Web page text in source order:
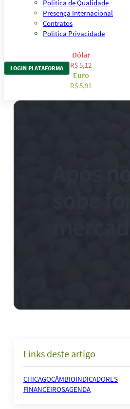
Política de Qualidade
Presença Internacional
Contratos
Política Privacidade
LOGIN PLATAFORMA
Dólar
R$ 5,12
Euro
R$ 5,91
Após
sobe
Links deste artigo
CHICAGOCÂMBIOINDICADORES
FINANCEIROSAGENDA